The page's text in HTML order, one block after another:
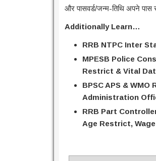
और पासवर्ड/जन्म-तिथि अपने पास
Additionally Learn…
RRB NTPC Inter
MPESB Police
Restrict & Vital
BPSC APS &
Administration
RRB Part
Age Restrict,